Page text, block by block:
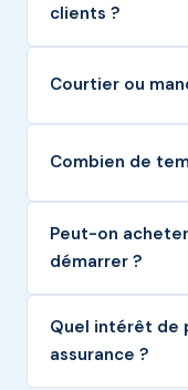
clients ?
Courtier ou
Combien de
Peut-on
démarrer ?
Quel intérêt de
assurance ?